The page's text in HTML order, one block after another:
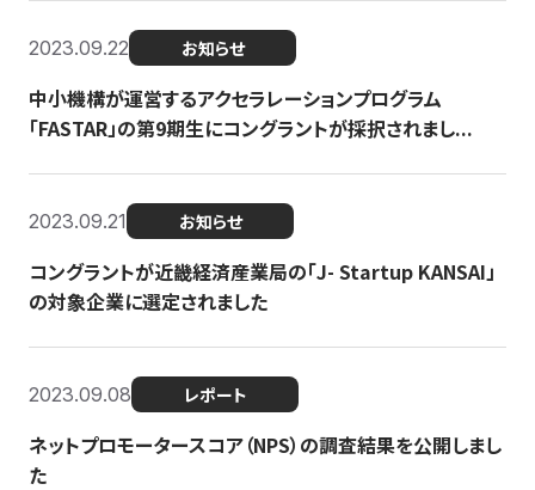
2023.09.22 お知らせ
中小機構が運営するアクセラレーションプログラム
「FASTAR」の第9期生にコングラントが採択されまし...
2023.09.21 お知らせ
コングラントが近畿経済産業局の「J- Startup KANSAI」
の対象企業に選定されました
2023.09.08 レポート
ネットプロモータースコア（NPS）の調査結果を公開しまし
た